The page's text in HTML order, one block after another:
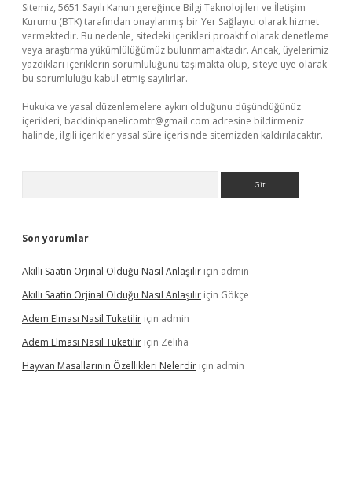
Sitemiz, 5651 Sayılı Kanun gereğince Bilgi Teknolojileri ve İletişim
Kurumu (BTK) tarafından onaylanmış bir Yer Sağlayıcı olarak hizmet
vermektedir. Bu nedenle, sitedeki içerikleri proaktif olarak denetleme
veya araştırma yükümlülüğümüz bulunmamaktadır. Ancak, üyelerimiz
yazdıkları içeriklerin sorumluluğunu taşımakta olup, siteye üye olarak
bu sorumluluğu kabul etmiş sayılırlar.
Hukuka ve yasal düzenlemelere aykırı olduğunu düşündüğünüz
içerikleri, backlinkpanelicomtr@gmail.com adresine bildirmeniz
halinde, ilgili içerikler yasal süre içerisinde sitemizden kaldırılacaktır.
Son yorumlar
Akıllı Saatin Orjinal Olduğu Nasıl Anlaşılır için admin
Akıllı Saatin Orjinal Olduğu Nasıl Anlaşılır için Gökçe
Adem Elması Nasil Tuketilir için admin
Adem Elması Nasil Tuketilir için Zeliha
Hayvan Masallarının Özellikleri Nelerdir için admin